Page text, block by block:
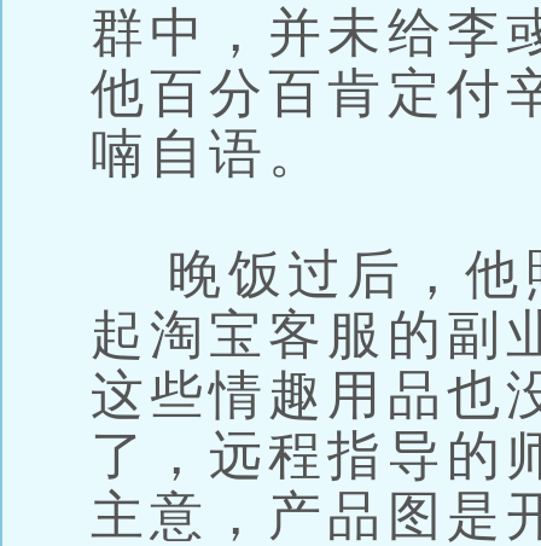
群中，并未给李
他百分百肯定付
喃自语。
晚饭过后，他
起淘宝客服的副
这些情趣用品也
了，远程指导的
主意，产品图是